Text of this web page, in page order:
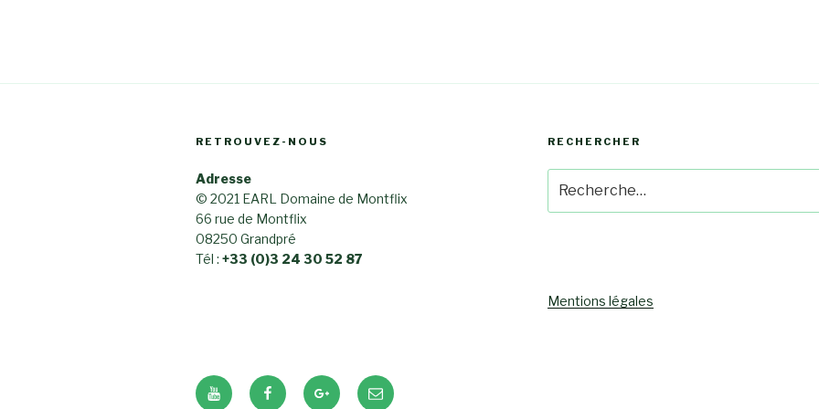
RETROUVEZ-NOUS
Adresse
© 2021 EARL Domaine de Montflix
66 rue de Montflix
08250 Grandpré
Tél : +33 (0)3 24 30 52 87
RECHERCHER
pour
:
Mentions légales
YouTubeFacebookGoogle+E-